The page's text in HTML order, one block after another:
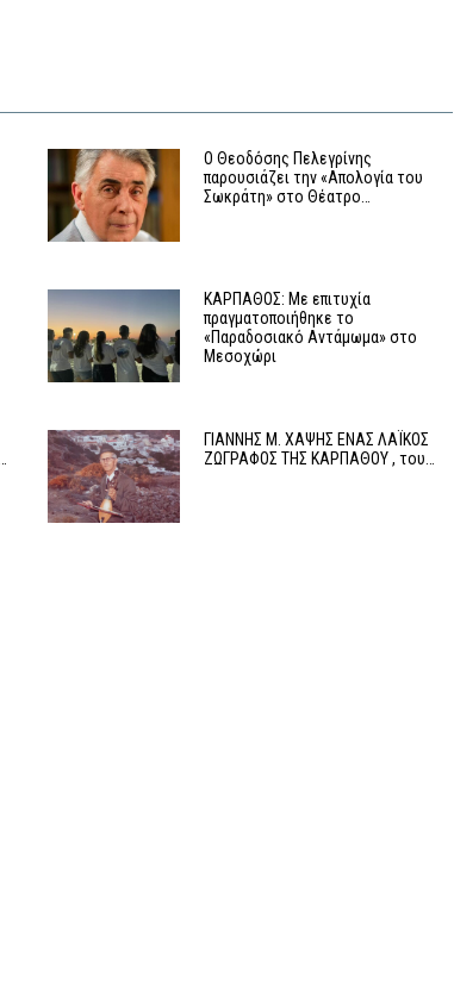
Ο Θεοδόσης Πελεγρίνης
παρουσιάζει την «Απολογία του
Σωκράτη» στο Θέατρο…
ΚΑΡΠΑΘΟΣ: Με επιτυχία
πραγματοποιήθηκε το
«Παραδοσιακό Αντάμωμα» στο
Μεσοχώρι
ΓΙΑΝΝΗΣ Μ. ΧΑΨΗΣ ΕΝΑΣ ΛΑΪΚΟΣ
ΖΩΓΡΑΦΟΣ ΤΗΣ ΚΑΡΠΑΘΟΥ , του…